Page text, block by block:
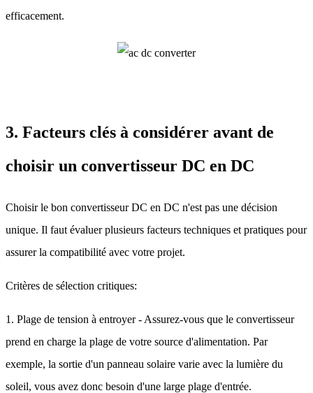
efficacement.
3. Facteurs clés à considérer avant de
choisir un convertisseur DC en DC
Choisir le bon convertisseur DC en DC n'est pas une décision
unique. Il faut évaluer plusieurs facteurs techniques et pratiques pour
assurer la compatibilité avec votre projet.
Critères de sélection critiques:
1. Plage de tension à entroyer - Assurez-vous que le convertisseur
prend en charge la plage de votre source d'alimentation. Par
exemple, la sortie d'un panneau solaire varie avec la lumière du
soleil, vous avez donc besoin d'une large plage d'entrée.